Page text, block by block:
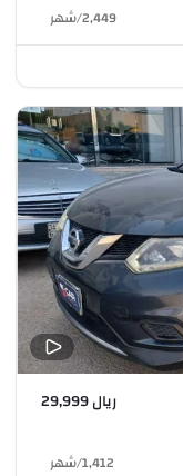
2,449
/شهر
ريال 29,999
1,412
/شهر